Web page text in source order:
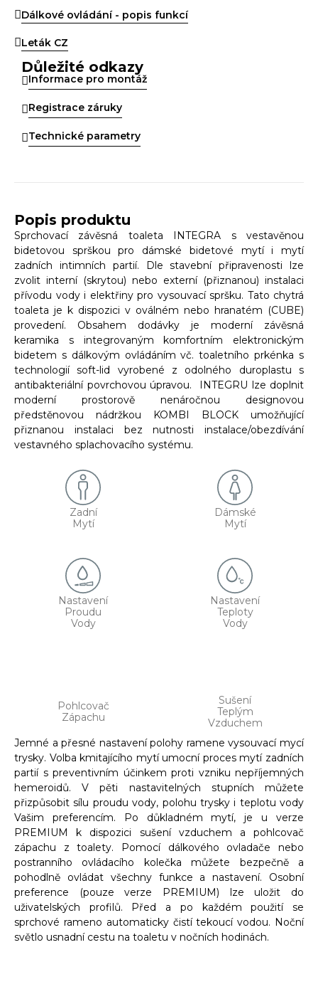
Dálkové ovládání - popis funkcí
Leták CZ
Důležité odkazy
Informace pro montáž
Registrace záruky
Technické parametry
Popis produktu
Sprchovací závěsná toaleta INTEGRA s vestavěnou
bidetovou sprškou pro dámské bidetové mytí i mytí
zadních intimních partií. Dle stavební připravenosti lze
zvolit interní (skrytou) nebo externí (přiznanou) instalaci
přívodu vody i elektřiny pro vysouvací spršku. Tato chytrá
toaleta je k dispozici v oválném nebo hranatém (CUBE)
provedení. Obsahem dodávky je moderní závěsná
keramika s integrovaným komfortním elektronickým
bidetem s dálkovým ovládáním vč. toaletního prkénka s
technologií soft-lid vyrobené z odolného duroplastu s
antibakteriální povrchovou úpravou. INTEGRU lze doplnit
moderní prostorově nenáročnou designovou
předstěnovou nádržkou KOMBI BLOCK umožňující
přiznanou instalaci bez nutnosti instalace/obezdívání
vestavného splachovacího systému.
Zadní
Mytí
Dámské
Mytí
Nastavení
Proudu
Vody
Nastavení
Teploty
Vody
Pohlcovač
Zápachu
Sušení
Teplým
Vzduchem
Jemné a přesné nastavení polohy ramene vysouvací mycí
trysky. Volba kmitajícího mytí umocní proces mytí zadních
partií s preventivním účinkem proti vzniku nepříjemných
hemeroidů. V pěti nastavitelných stupních můžete
přizpůsobit sílu proudu vody, polohu trysky i teplotu vody
Vašim preferencím. Po důkladném mytí, je u verze
PREMIUM k dispozici sušení vzduchem a pohlcovač
zápachu z toalety. Pomocí dálkového ovladače nebo
postranního ovládacího kolečka můžete bezpečně a
pohodlně ovládat všechny funkce a nastavení. Osobní
preference (pouze verze PREMIUM) lze uložit do
uživatelských profilů. Před a po každém použití se
sprchové rameno automaticky čistí tekoucí vodou. Noční
světlo usnadní cestu na toaletu v nočních hodinách.